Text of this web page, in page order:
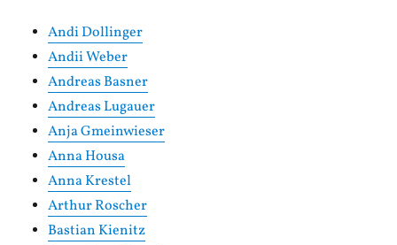
Andi Dollinger
Andii Weber
Andreas Basner
Andreas Lugauer
Anja Gmeinwieser
Anna Housa
Anna Krestel
Arthur Roscher
Bastian Kienitz